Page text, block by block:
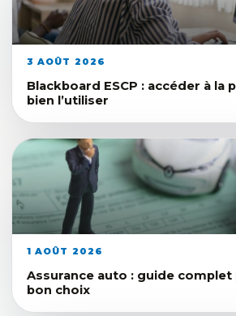
3 AOÛT 2026
Blackboard ESCP : accéder à la
bien l’utiliser
1 AOÛT 2026
Assurance auto : guide
bon choix